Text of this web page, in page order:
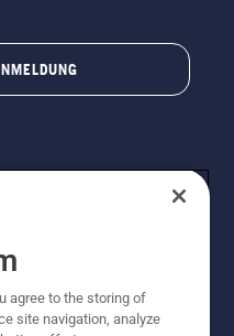
Rechte vorbehalten.
und Satzfehler sind
agree to the storing of
site navigation, analyze